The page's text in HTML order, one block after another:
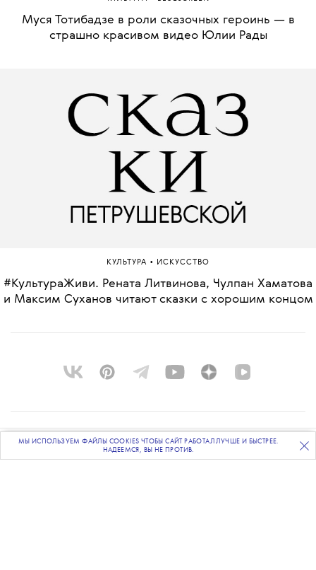
ПОДПИСЫВАЙТЕСЬНА НАШУ ВЕЧЕРНЮЮ РАССЫЛКУ
Муся Тотибадзе в роли сказочных героинь — в
страшно красивом видео Юлии Рады
КУЛЬТУРА • ИСКУССТВО
#КультураЖиви. Рената Литвинова, Чулпан Хаматова
и Максим Суханов читают сказки с хорошим концом
О ПРОЕКТЕ
КОМАНДА
МЫ ИСПОЛЬЗУЕМ ФАЙЛЫ COOKIES ЧТОБЫ САЙТ РАБОТАЛ ЛУЧШЕ И БЫСТРЕЕ.
НАДЕЕМСЯ, ВЫ НЕ ПРОТИВ.